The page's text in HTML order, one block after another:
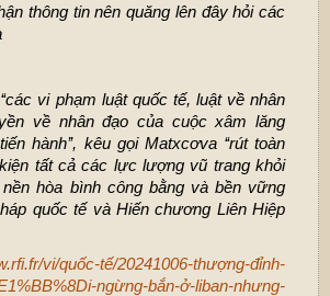
thông tin nên quăng lên đây hỏi các
vi phạm luật quốc tế, luật về nhân
về nhân đạo của cuộc xâm lăng
hành’’, kêu gọi Matxcơva ‘‘rút toàn
tất cả các lực lượng vũ trang khỏi
nền hòa bình công bằng và bền vững
quốc tế và Hiến chương Liên Hiệp
vi/quốc-tế/20241006-thượng-đỉnh-
ngừng-bắn-ở-liban-nhưng-